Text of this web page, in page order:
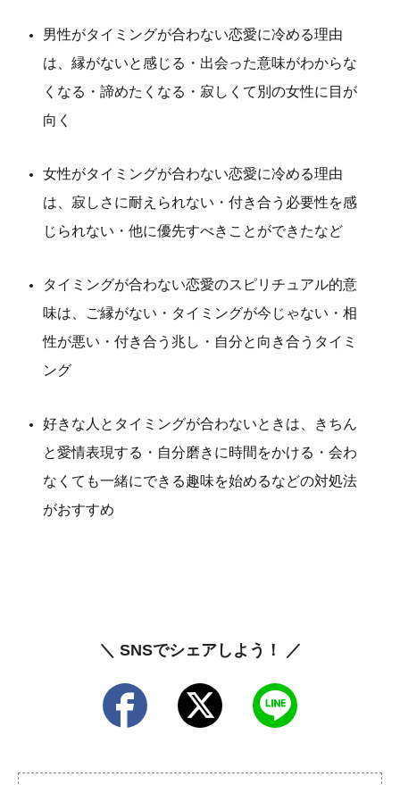
男性がタイミングが合わない恋愛に冷める理由
は、縁がないと感じる・出会った意味がわからな
くなる・諦めたくなる・寂しくて別の女性に目が
向く
女性がタイミングが合わない恋愛に冷める理由
は、寂しさに耐えられない・付き合う必要性を感
じられない・他に優先すべきことができたなど
タイミングが合わない恋愛のスピリチュアル的意
味は、ご縁がない・タイミングが今じゃない・相
性が悪い・付き合う兆し・自分と向き合うタイミ
ング
好きな人とタイミングが合わないときは、きちん
と愛情表現する・自分磨きに時間をかける・会わ
なくても一緒にできる趣味を始めるなどの対処法
がおすすめ
＼ SNSでシェアしよう！ ／